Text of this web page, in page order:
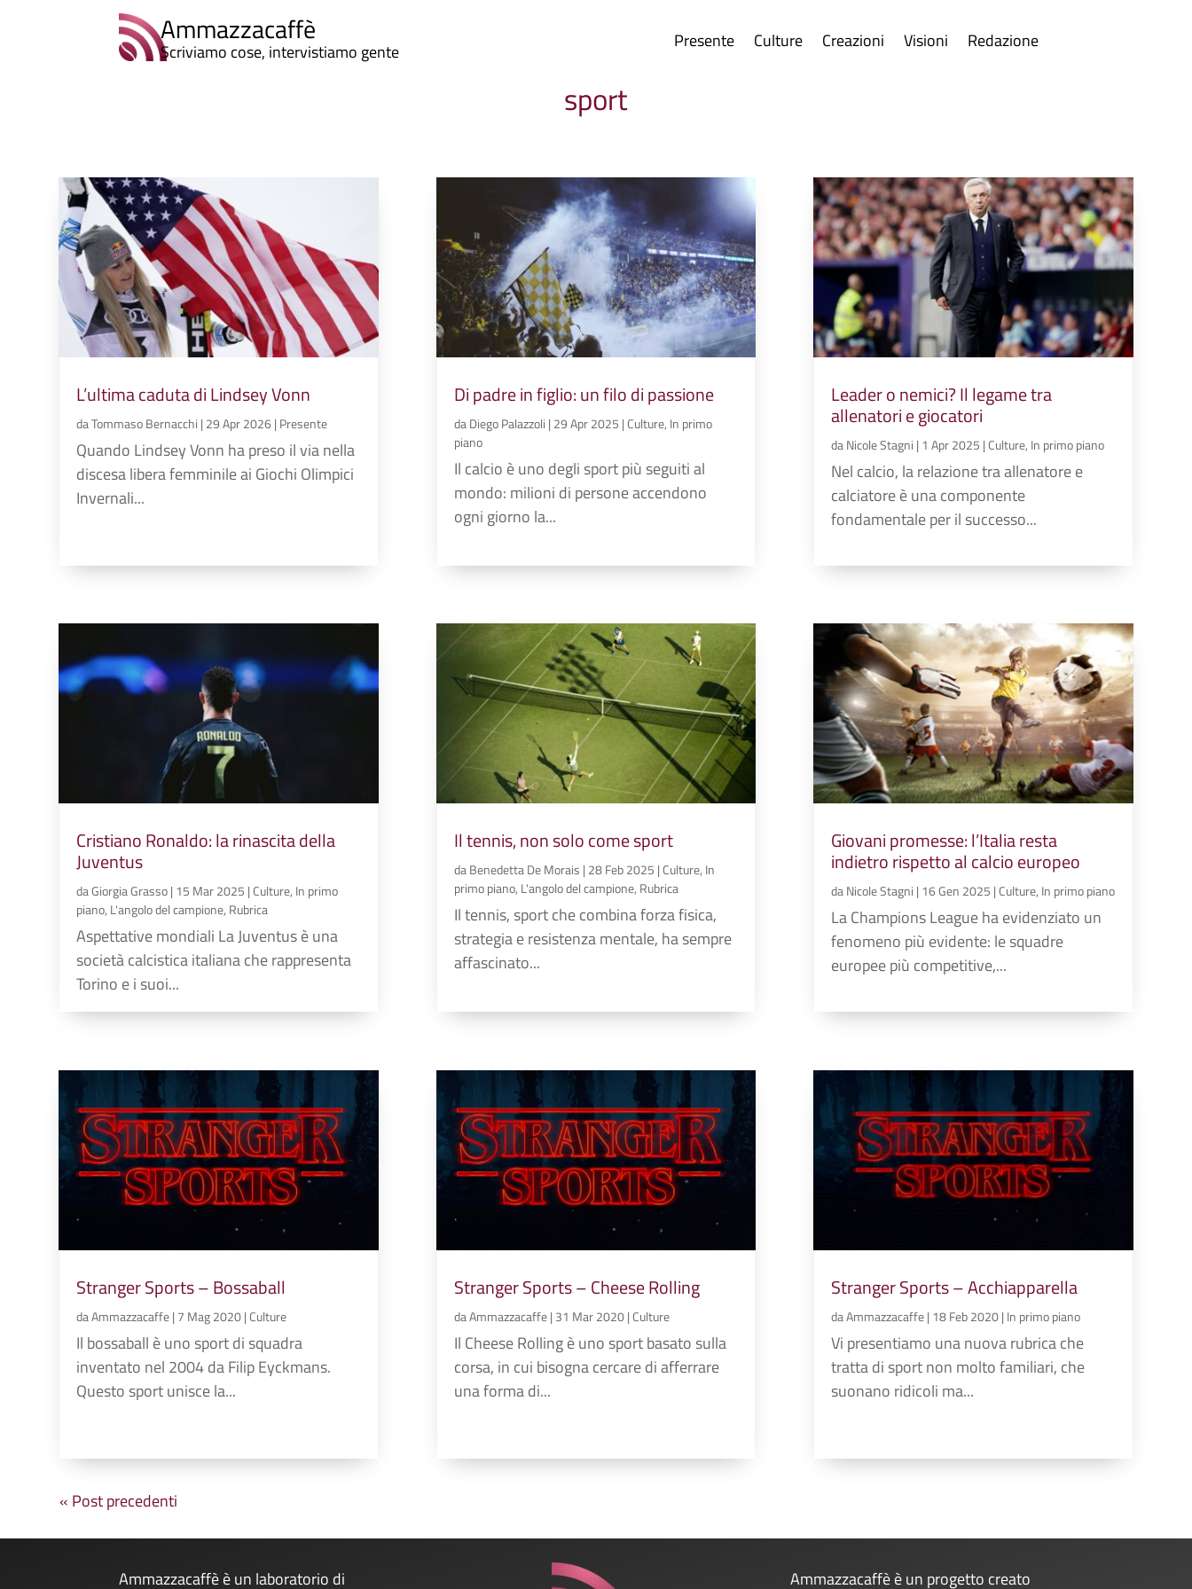
Ammazzacaffè
Scriviamo cose, intervistiamo gente Presente Culture Creazioni Visioni Redazione
sport
L’ultima caduta di Lindsey Vonn
daTommaso Bernacchi | 29 Apr 2026| Presente
Quando Lindsey Vonn ha preso il via nella
discesa libera femminile ai Giochi Olimpici
Invernali...
Cristiano Ronaldo: la rinascita della
Juventus
daGiorgia Grasso| 15 Mar 2025 |Culture, In primo
piano, L'angolo del campione, Rubrica
Aspettative mondiali La Juventus è una
società calcistica italiana che rappresenta
Torino e i suoi...
Stranger Sports – Bossaball
daAmmazzacaffe| 7 Mag 2020|Culture
Il bossaball è uno sport di squadra
inventato nel 2004 da Filip Eyckmans.
Questo sport unisce la...
Di padre in figlio: un filo di passione
daDiego Palazzoli | 29 Apr 2025 |Culture, In primo
piano
Il calcio è uno degli sport più seguiti al
mondo: milioni di persone accendono
ogni giorno la...
Il tennis, non solo come sport
daBenedetta De Morais | 28 Feb 2025 |Culture, In
primo piano, L'angolo del campione, Rubrica
Il tennis, sport che combina forza fisica,
strategia e resistenza mentale, ha sempre
affascinato...
Stranger Sports – Cheese Rolling
daAmmazzacaffe| 31 Mar 2020|Culture
Il Cheese Rolling è uno sport basato sulla
corsa, in cui bisogna cercare di afferrare
una forma di...
Leader o nemici? Il legame tra
allenatori e giocatori
daNicole Stagni | 1 Apr 2025 |Culture, In primo piano
Nel calcio, la relazione tra allenatore e
calciatore è una componente
fondamentale per il successo...
Giovani promesse: l’Italia resta
indietro rispetto al calcio europeo
daNicole Stagni | 16 Gen 2025 |Culture, In primo piano
La Champions League ha evidenziato un
fenomeno più evidente: le squadre
europee più competitive,...
Stranger Sports – Acchiapparella
daAmmazzacaffe| 18 Feb 2020| In primo piano
Vi presentiamo una nuova rubrica che
tratta di sport non molto familiari, che
suonano ridicoli ma...
« Post precedenti
Ammazzacaffè è un laboratorio di Ammazzacaffè è un progetto creato